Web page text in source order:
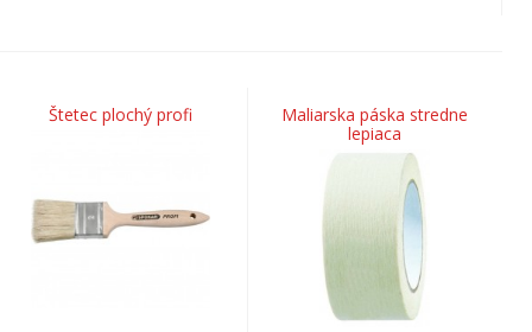
Štetec plochý profi
Maliarska páska stredne
lepiaca